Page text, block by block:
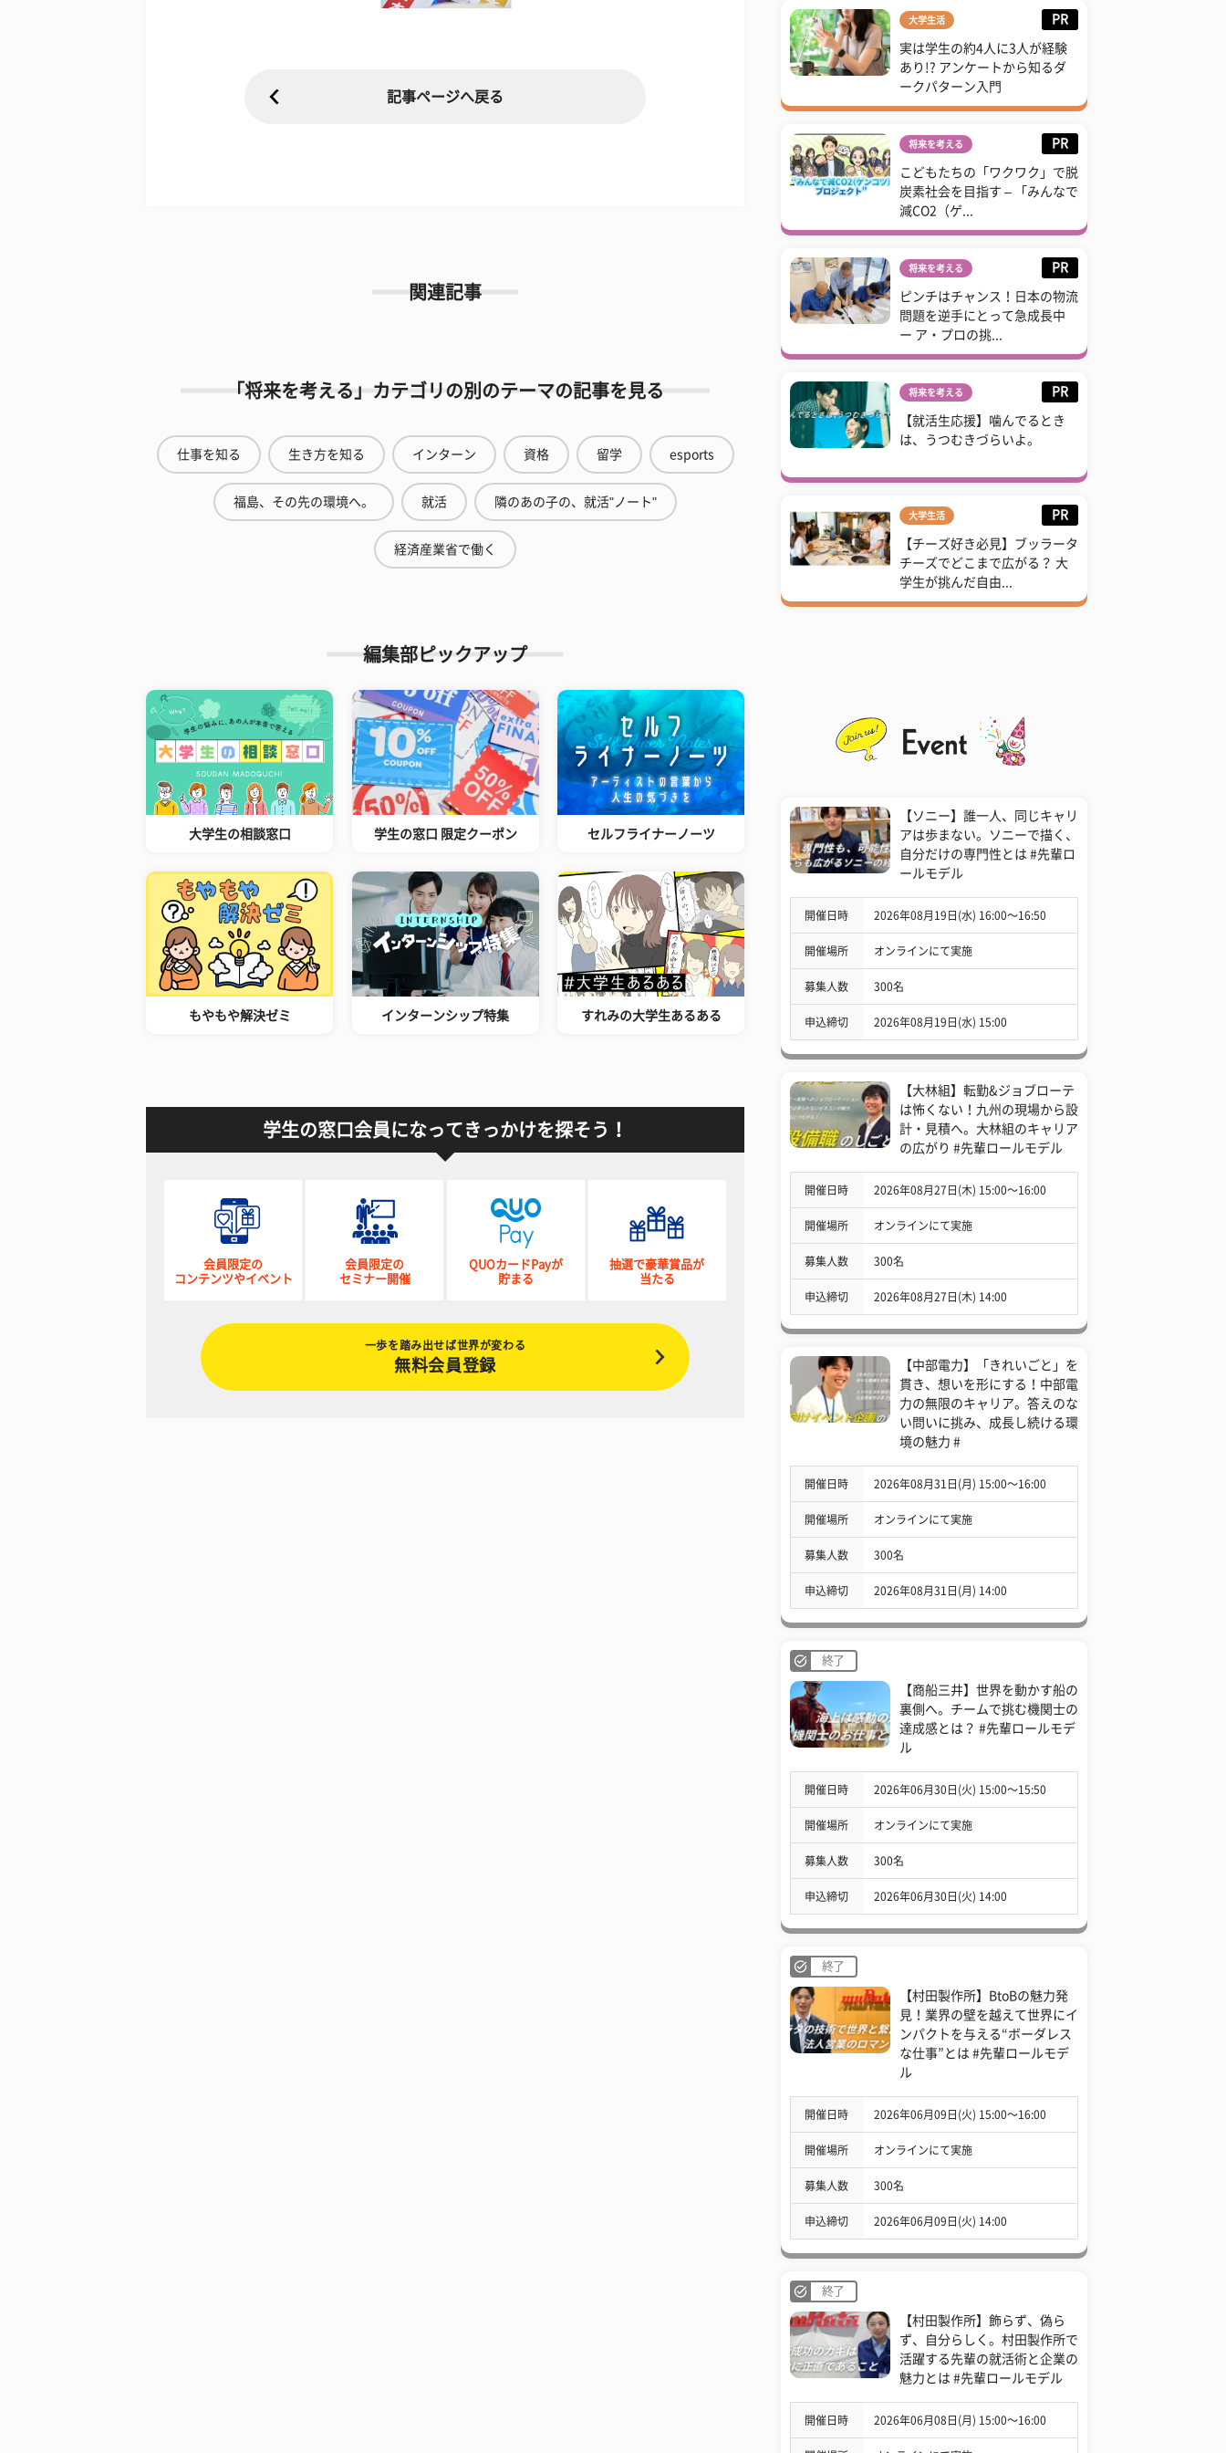
記事ページへ戻る
関連記事
「将来を考える」カテゴリの別のテーマの記事を見る
仕事を知る 生き方を知る インターン 資格 留学 esports
福島、その先の環境へ。 就活 隣のあの子の、就活"ノート"
経済産業省で働く
編集部ピックアップ
大学生の相談窓口 学生の窓口 限定クーポン セルフライナーノーツ
もやもや解決ゼミ インターンシップ特集 すれみの大学生あるある
学生の窓口会員になってきっかけを探そう！
会員限定の
コンテンツやイベント
会員限定の
セミナー開催
QUOカードPayが
貯まる
抽選で豪華賞品が
当たる
一歩を踏み出せば世界が変わる
無料会員登録
大学生活 PR
実は学生の約4人に3人が経験
あり!? アンケートから知るダ
ークパターン入門
将来を考える PR
こどもたちの「ワクワク」で脱
炭素社会を目指す – 「みんなで
減CO2（ゲ...
将来を考える PR
ピンチはチャンス！日本の物流
問題を逆手にとって急成長中
ー ア・プロの挑...
将来を考える PR
【就活生応援】噛んでるとき
は、うつむきづらいよ。
大学生活 PR
【チーズ好き必見】ブッラータ
チーズでどこまで広がる？ 大
学生が挑んだ自由...
【ソニー】誰一人、同じキャリ
アは歩まない。ソニーで描く、
自分だけの専門性とは #先輩ロ
ールモデル
開催日時 2026年08月19日(水) 16:00〜16:50
開催場所 オンラインにて実施
募集人数 300名
申込締切 2026年08月19日(水) 15:00
【大林組】転勤&ジョブローテ
は怖くない！九州の現場から設
計・見積へ。大林組のキャリア
の広がり #先輩ロールモデル
開催日時 2026年08月27日(木) 15:00〜16:00
開催場所 オンラインにて実施
募集人数 300名
申込締切 2026年08月27日(木) 14:00
【中部電力】「きれいごと」を
貫き、想いを形にする！中部電
力の無限のキャリア。答えのな
い問いに挑み、成長し続ける環
境の魅力 #
開催日時 2026年08月31日(月) 15:00〜16:00
開催場所 オンラインにて実施
募集人数 300名
申込締切 2026年08月31日(月) 14:00
終了
【商船三井】世界を動かす船の
裏側へ。チームで挑む機関士の
達成感とは？ #先輩ロールモデ
ル
開催日時 2026年06月30日(火) 15:00〜15:50
開催場所 オンラインにて実施
募集人数 300名
申込締切 2026年06月30日(火) 14:00
終了
【村田製作所】BtoBの魅力発
見！業界の壁を越えて世界にイ
ンパクトを与える“ボーダレス
な仕事”とは #先輩ロールモデ
ル
開催日時 2026年06月09日(火) 15:00〜16:00
開催場所 オンラインにて実施
募集人数 300名
申込締切 2026年06月09日(火) 14:00
終了
【村田製作所】飾らず、偽ら
ず、自分らしく。村田製作所で
活躍する先輩の就活術と企業の
魅力とは #先輩ロールモデル
開催日時 2026年06月08日(月) 15:00〜16:00